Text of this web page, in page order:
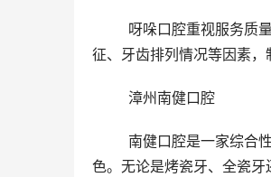
征、牙齿排列情况等因素，
	漳州南健口腔
色。无论是烤瓷牙、全瓷